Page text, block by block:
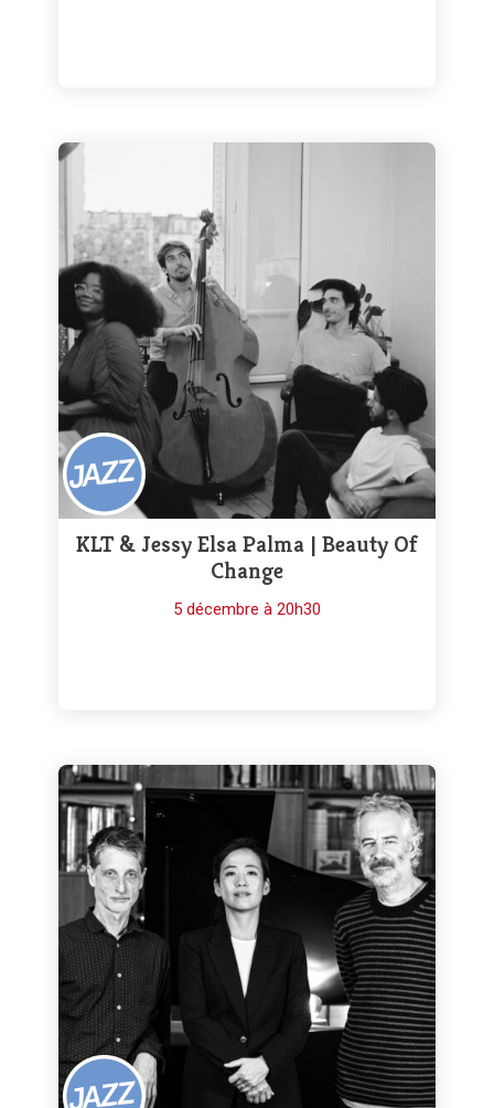
KLT & Jessy Elsa Palma | Beauty Of
Change
5 décembre à 20h30